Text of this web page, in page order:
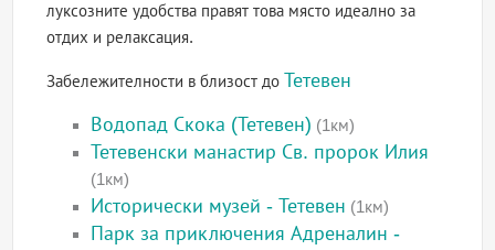
луксозните удобства правят това място идеално за
отдих и релаксация.
Забележителности в близост до Тетевен
Водопад Скока (Тетевен) (1км)
Тетевенски манастир Св. пророк Илия
(1км)
Исторически музей - Тетевен (1км)
Парк за приключения Адреналин -